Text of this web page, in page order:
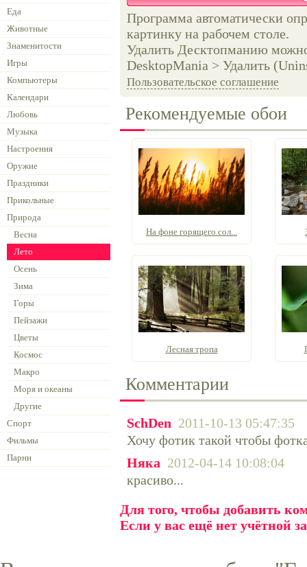
Еда
Животные
Знаменитости
Игры
Компьютеры
Календари
Любовь
Музыка
Настроения
Оружие
Праздники
Прикольные
Природа
Весна
Лето
Осень
Зима
Горы
Пейзажи
Цветы
Космос
Макро
Моря и океаны
Другие
Спорт
Фильмы
Парни
Программа автоматически
картинку на рабочем столе.
Удалить Десктопманию
DesktopMania > Удалить
Пользовательское соглашение
Рекомендуемые обои
На фоне горящего сол...
Лесная тропа
Комментарии
SchDen 2011-10-13 05:47:35
Хочу фотик такой чтобы
Няка 2012-04-14 10:08:04
красиво...
Для того, чтобы добавить
Если у вас ещё нет учётной